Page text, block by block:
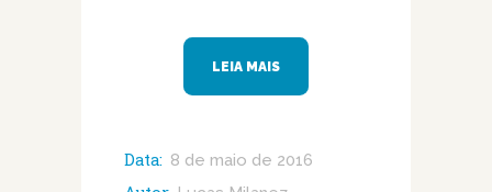
LEIA MAIS
Data: 8 de maio de 2016